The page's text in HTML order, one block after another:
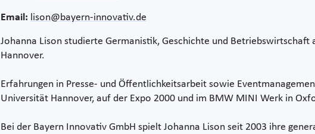
Email: lison@bayern-innovativ.de
Johanna Lison studierte Germanistik, Geschichte und Betriebswirtschaft
Hannover.
Erfahrungen in Presse- und Öffentlichkeitsarbeit sowie
Universität Hannover, auf der Expo 2000 und im BMW MINI Werk in
Bei der Bayern Innovativ GmbH spielt Johanna Lison seit 2003 ihre